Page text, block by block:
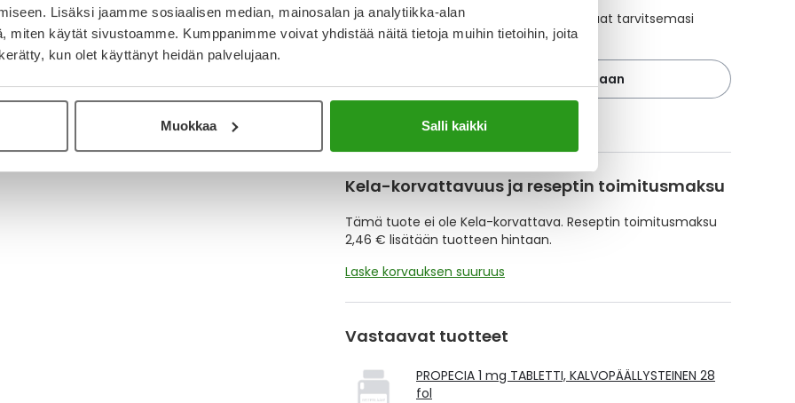
Lisäksi jaamme sosiaalisen median, mainosalan ja analytiikka-alan
miten käytät sivustoamme. Kumppanimme voivat yhdistää näitä tietoja muihin tietoihin, joita
kun olet käyttänyt heidän palvelujaan.
Muokkaa Salli kaikki
Muistuttajan avulla pidät huolen, että tilaat tarvitsemasi
tuotteet ajoissa, eivätkä ne lopu kesken.
Lisää tuote muistuttajaan
Lue lisää muistuttajasta
Kela-korvattavuus ja reseptin toimitusmaksu
Tämä tuote ei ole Kela-korvattava. Reseptin toimitusmaksu
2,46 € lisätään tuotteen hintaan.
Laske korvauksen suuruus
Vastaavat tuotteet
PROPECIA 1 mg TABLETTI, KALVOPÄÄLLYSTEINEN 28
fol